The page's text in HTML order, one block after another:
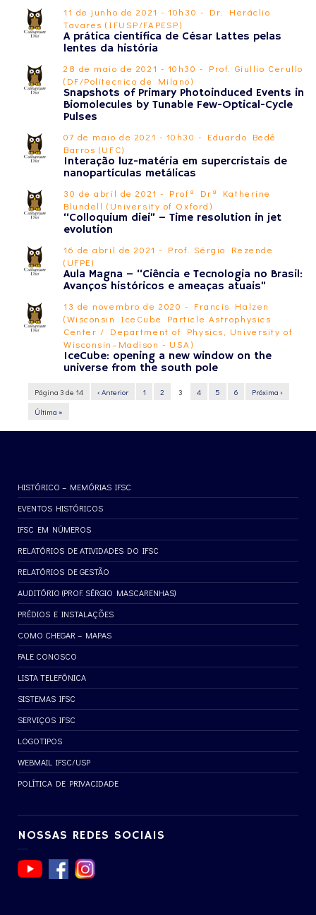
11 de junho de 2021 - 10h30 - Dr. Heráclio
Tavares (IFUSP/FAPESP)
A prática científica de César Lattes pelas
lentes da história
28 de maio de 2021 - 10h30 - Prof. Giullio Cerullo
(DF/Politecnico de Milano)
Snapshots of Primary Photoinduced Events in
Biomolecules by Tunable Few-Optical-Cycle
Pulses
07 de maio de 2021 - 10h30 - Eduardo Bedê
Barros (UFC)
Interação luz-matéria em supercristais de
nanopartículas metálicas
30 de abril de 2021 - Profª Drª Katherine
Blundell (University of Oxford)
“Colloquium diei” – Time resolution in jet
evolution
16 de abril de 2021 - Prof. Sérgio Rezende
(UFPE)
Aula Magna – “Ciência e Tecnologia no Brasil:
Avanços históricos e ameaças atuais”
13 de novembro de 2020 - Francis Halzen
(Wisconsin IceCube Particle Astrophysics
Center / Department of Physics, University of
Wisconsin–Madison - USA)
IceCube: opening a new window on the
universe from the south pole
Página 3 de 14 ‹ Anterior 1 2 3 4 5 6
Próxima ›
Última »
HISTÓRICO – MEMÓRIAS IFSC
EVENTOS HISTÓRICOS
IFSC EM NÚMEROS
RELATÓRIOS DE ATIVIDADES DO IFSC
RELATÓRIOS DE GESTÃO
AUDITÓRIO (PROF. SÉRGIO MASCARENHAS)
PRÉDIOS E INSTALAÇÕES
COMO CHEGAR – MAPAS
FALE CONOSCO
LISTA TELEFÔNICA
SISTEMAS IFSC
SERVIÇOS IFSC
LOGOTIPOS
WEBMAIL IFSC/USP
POLÍTICA DE PRIVACIDADE
NOSSAS REDES SOCIAIS